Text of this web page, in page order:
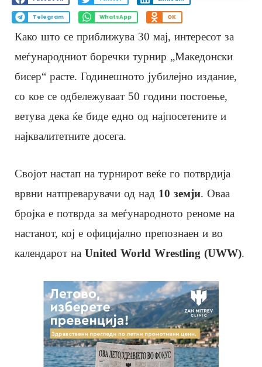
Telegram WhatsApp OK
Како што се приближува 30 мај, интересот за
меѓународниот боречки турнир „Македонски
бисер“ расте. Годинeшното јубилејно издание,
со кое се одбележуваат 50 години постоење,
ветува дека ќе биде едно од најпосетените и
најквалитетните досега.
Својот настап на турнирот веќе го потврдија
врвни натпреварувачи од над 10 земји. Оваа
бројка е потврда за меѓународното реноме на
настанот, кој е официјално препознаен и во
календарот на United World Wrestling (UWW).